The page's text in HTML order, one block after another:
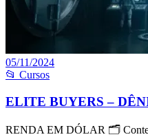
05/11/2024
📂 Cursos
ELITE BUYERS –
RENDA EM DÓLAR 🗂